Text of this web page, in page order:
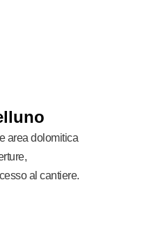
area dolomitica
al cantiere.